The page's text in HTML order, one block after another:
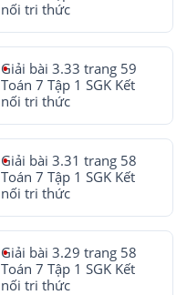
nối tri thức
Giải bài 3.33 trang 59
Toán 7 Tập 1 SGK Kết
nối tri thức
Giải bài 3.31 trang 58
Toán 7 Tập 1 SGK Kết
nối tri thức
Giải bài 3.29 trang 58
Toán 7 Tập 1 SGK Kết
nối tri thức